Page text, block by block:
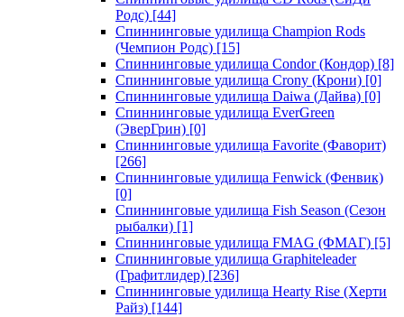
Родс) [44]
Спиннинговые удилища Champion Rods
(Чемпион Родс) [15]
Спиннинговые удилища Condor (Кондор) [8]
Спиннинговые удилища Crony (Крони) [0]
Спиннинговые удилища Daiwa (Дайва) [0]
Спиннинговые удилища EverGreen
(ЭверГрин) [0]
Спиннинговые удилища Favorite (Фаворит)
[266]
Спиннинговые удилища Fenwick (Фенвик)
[0]
Спиннинговые удилища Fish Season (Сезон
рыбалки) [1]
Спиннинговые удилища FMAG (ФМАГ) [5]
Спиннинговые удилища Graphiteleader
(Графитлидер) [236]
Спиннинговые удилища Hearty Rise (Херти
Райз) [144]